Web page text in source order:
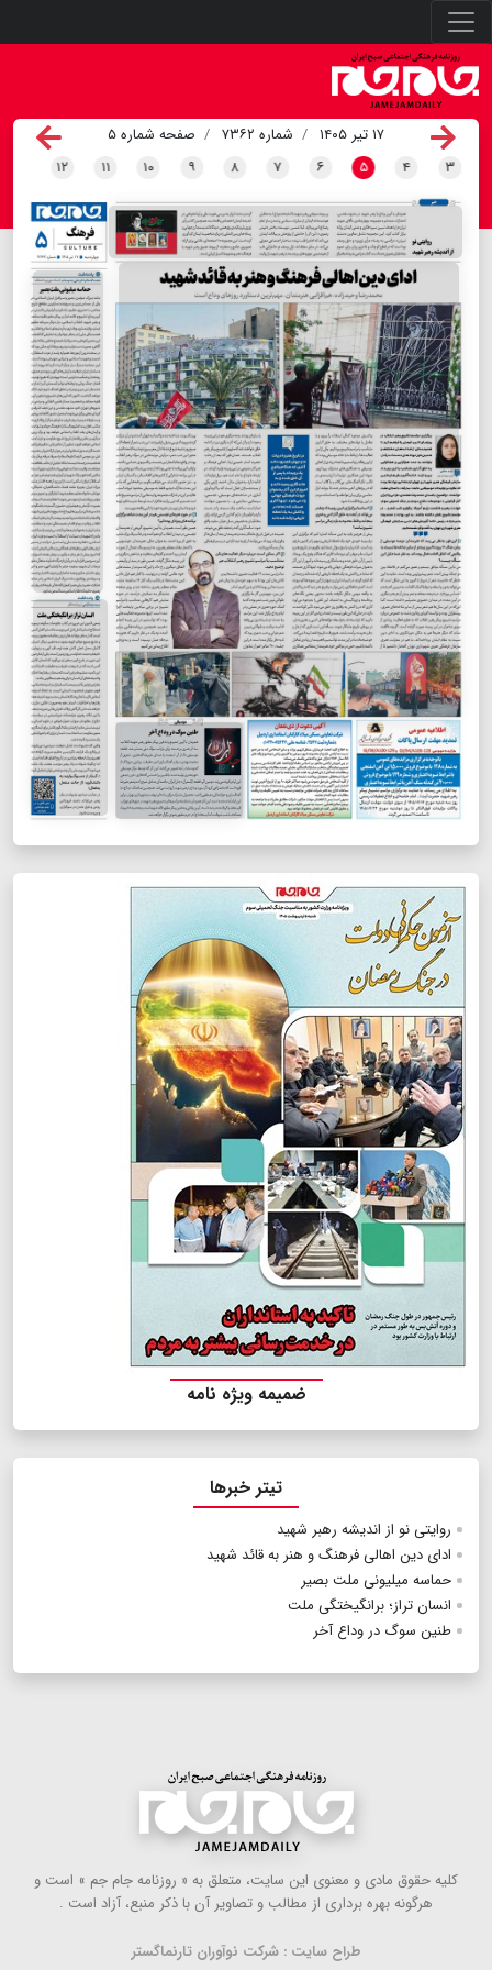
۱۷ تیر ۱۴۰۵ شماره ۷۳۶۲
صفحه شماره ۵
۳ ۴ ۵ ۶ ۷ ۸ ۹ ۱۰ ۱۱ ۱۲
ضمیمه ویژه نامه
تیتر خبرها
روایتی نو از اندیشه رهبر شهید
ادای دین اهالی فرهنگ و هنر به قائد شهید
حماسه میلیونی ملت بصیر
انسان تراز؛ برانگیختگی ملت
طنین سوگ در وداع آخر
كلیه حقوق مادی و معنوی این سایت، متعلق به « روزنامه جام جم » است و
هرگونه بهره ‌برداری از مطالب و تصاویر آن با ذكر منبع، آزاد است .
طراح سایت : شرکت نوآوران تارنماگستر